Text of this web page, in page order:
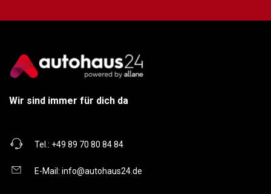
Wir sind immer für dich da
Tel.: +49 89 70 80 84 84
E-Mail: info@autohaus24.de